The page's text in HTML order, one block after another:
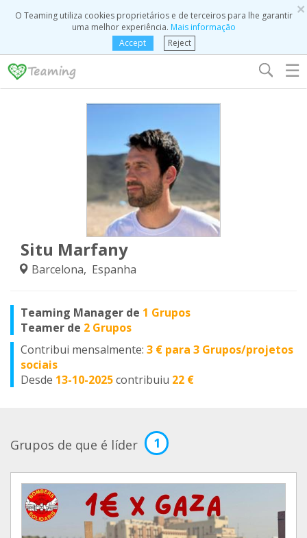
×
O Teaming utiliza cookies proprietários e de terceiros para lhe garantir
uma melhor experiência. Mais informação
Accept
Reject
☰
Situ Marfany
Barcelona, Espanha
Teaming Manager de 1 Grupos
Teamer de 2 Grupos
Contribui mensalmente: 3 € para 3 Grupos/projetos
sociais
Desde 13-10-2025contribuiu 22 €
Grupos de que é líder 1